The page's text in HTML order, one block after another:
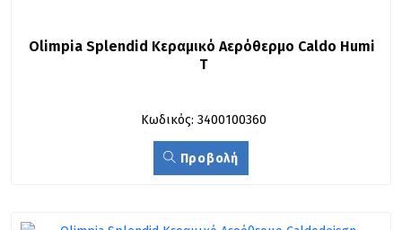
Olimpia Splendid Κεραμικό Αερόθερμο Caldo Humi
T
Κωδικός: 3400100360
Προβολή